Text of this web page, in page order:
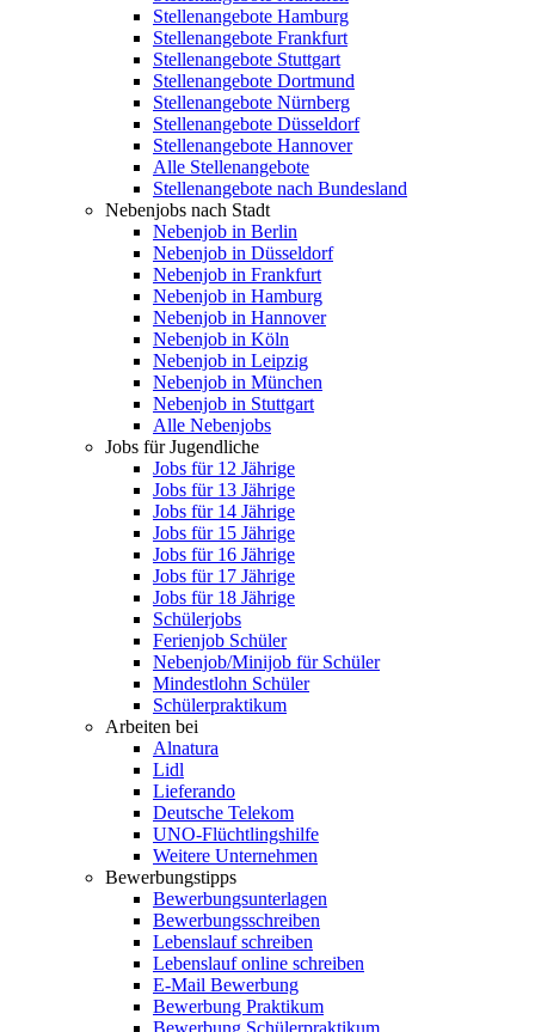
Stellenangebote Hamburg
Stellenangebote Frankfurt
Stellenangebote Stuttgart
Stellenangebote Dortmund
Stellenangebote Nürnberg
Stellenangebote Düsseldorf
Stellenangebote Hannover
Alle Stellenangebote
Stellenangebote nach Bundesland
Nebenjobs nach Stadt
Nebenjob in Berlin
Nebenjob in Düsseldorf
Nebenjob in Frankfurt
Nebenjob in Hamburg
Nebenjob in Hannover
Nebenjob in Köln
Nebenjob in Leipzig
Nebenjob in München
Nebenjob in Stuttgart
Alle Nebenjobs
Jobs für Jugendliche
Jobs für 12 Jährige
Jobs für 13 Jährige
Jobs für 14 Jährige
Jobs für 15 Jährige
Jobs für 16 Jährige
Jobs für 17 Jährige
Jobs für 18 Jährige
Schülerjobs
Ferienjob Schüler
Nebenjob/Minijob für Schüler
Mindestlohn Schüler
Schülerpraktikum
Arbeiten bei
Alnatura
Lidl
Lieferando
Deutsche Telekom
UNO-Flüchtlingshilfe
Weitere Unternehmen
Bewerbungstipps
Bewerbungsunterlagen
Bewerbungsschreiben
Lebenslauf schreiben
Lebenslauf online schreiben
E-Mail Bewerbung
Bewerbung Praktikum
Bewerbung Schülerpraktikum